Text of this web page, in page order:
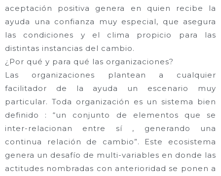
aceptación positiva genera en quien recibe la
ayuda una confianza muy especial, que asegura
las condiciones y el clima propicio para las
distintas instancias del cambio.
¿Por qué y para qué las organizaciones?
Las organizaciones plantean a cualquier
facilitador de la ayuda un escenario muy
particular. Toda organización es un sistema bien
definido : “un conjunto de elementos que se
inter-relacionan entre sí , generando una
continua relación de cambio”. Este ecosistema
genera un desafío de multi-variables en donde las
actitudes nombradas con anterioridad se ponen a